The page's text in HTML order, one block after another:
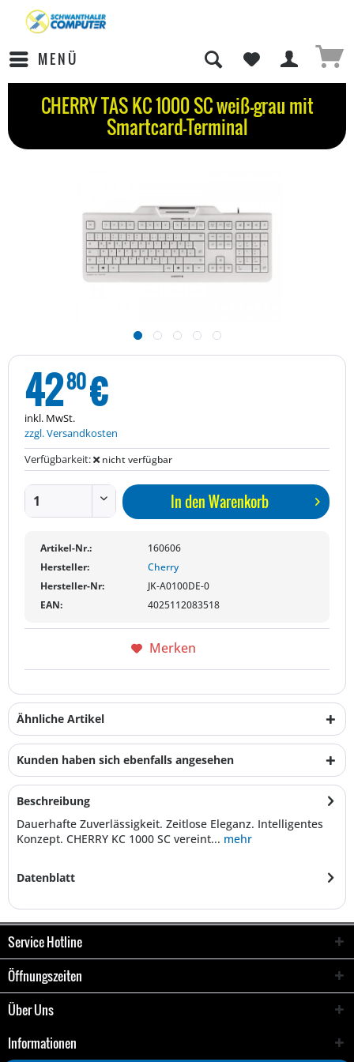
MENÜ
CHERRY TAS KC 1000 SC weiß-grau mit
Smartcard-Terminal
4280€
inkl. MwSt.
zzgl. Versandkosten
Verfügbarkeit:
nicht verfügbar
In denWarenkorb
Artikel-Nr.:
160606
Hersteller:
Cherry
Hersteller-Nr:
JK-A0100DE-0
EAN:
4025112083518
Merken
Ähnliche Artikel
Kunden haben sich ebenfalls angesehen
Beschreibung
Dauerhafte Zuverlässigkeit. Zeitlose Eleganz. Intelligentes
Konzept. CHERRY KC 1000 SC vereint... mehr
Datenblatt
Service Hotline
Öffnungszeiten
Über Uns
Informationen